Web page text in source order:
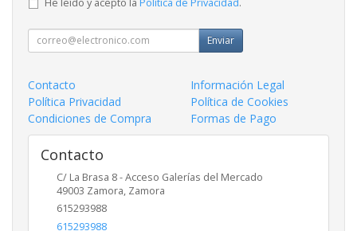
Enviar
Contacto
Información Legal
Política Privacidad
Política de Cookies
Condiciones de Compra
Formas de Pago
Contacto
C/ La Brasa 8 - Acceso Galerías del Mercado
49003 Zamora, Zamora
615293988
615293988